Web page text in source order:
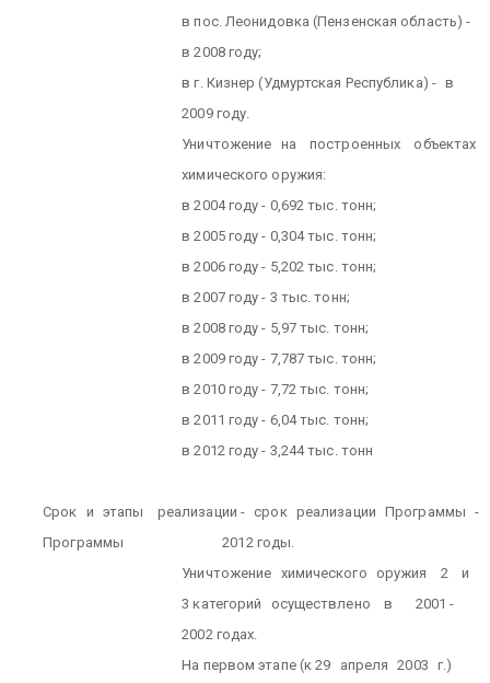
в пос. Леонидовка (Пензенская область) -
в 2008 году;
в г. Кизнер (Удмуртская Республика) - в
2009 году.
Уничтожение на построенных
объектах
химического оружия:
в 2004 году - 0,692 тыс. тонн;
в 2005 году - 0,304 тыс. тонн;
в 2006 году - 5,202 тыс. тонн;
в 2007 году - 3 тыс. тонн;
в 2008 году - 5,97 тыс. тонн;
в 2009 году - 7,787 тыс. тонн;
в 2010 году - 7,72 тыс. тонн;
в 2011 году - 6,04 тыс. тонн;
в 2012 году - 3,244 тыс. тонн
Срок и этапы реализации - срок реализации Программы
-
Программы
2012 годы.
Уничтожение химического оружия 2
и
3 категорий
осуществлено в
2001 -
2002 годах.
На первом этапе (к 29
апреля 2003 г.)